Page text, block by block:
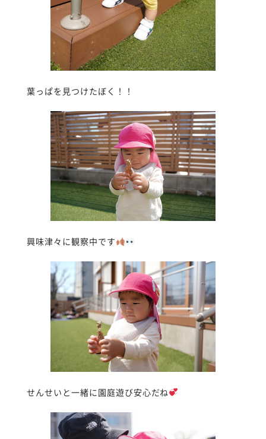
葉っぱを見つけたぼく！！
興味津々に観察中です
せんせいと一緒に園庭遊び安心だね